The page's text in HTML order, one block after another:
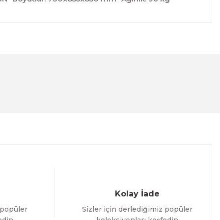
Kolay İade
Sizler için derlediğimiz popüler